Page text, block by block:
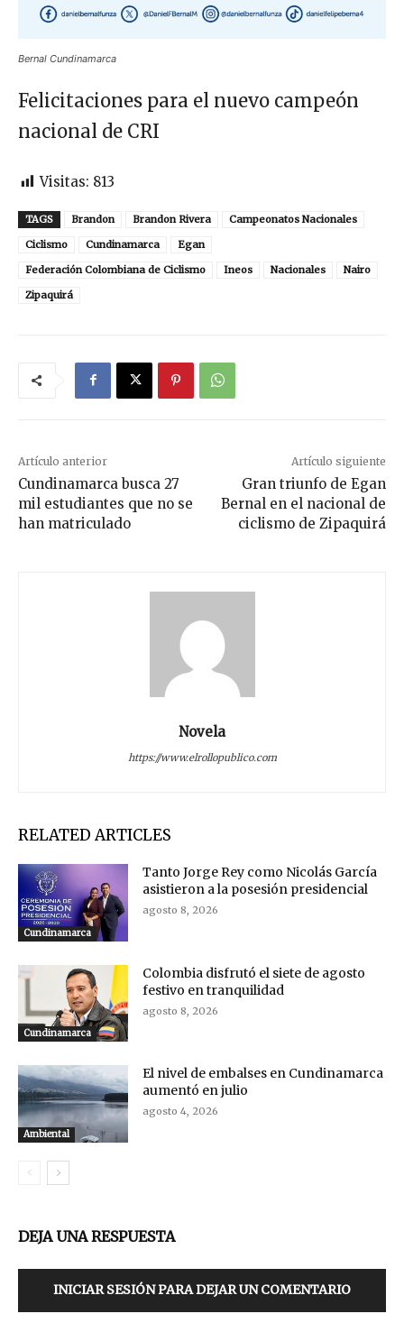
Bernal Cundinamarca
Felicitaciones para el nuevo campeón
nacional de CRI
Visitas: 813
TAGS Brandon Brandon Rivera
Campeonatos Nacionales
Ciclismo
Cundinamarca
Egan
Federación Colombiana de Ciclismo
Ineos Nacionales
Nairo
Zipaquirá
Artículo anterior
Cundinamarca busca 27
mil estudiantes que no se
han matriculado
Artículo siguiente
Gran triunfo de Egan
Bernal en el nacional de
ciclismo de Zipaquirá
Novela
https://www.elrollopublico.com
RELATED ARTICLES
Cundinamarca
Tanto Jorge Rey como Nicolás García
asistieron a la posesión presidencial
agosto 8, 2026
Cundinamarca
Colombia disfrutó el siete de agosto
festivo en tranquilidad
agosto 8, 2026
Ambiental
El nivel de embalses en Cundinamarca
aumentó en julio
agosto 4, 2026
DEJA UNA RESPUESTA
INICIAR SESIÓN PARA DEJAR UN COMENTARIO